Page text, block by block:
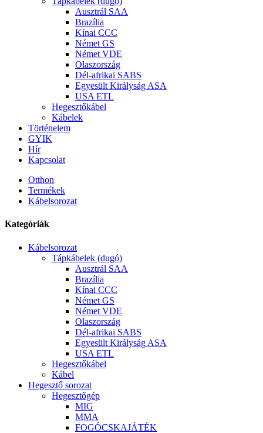
Ausztrál SAA
Brazília
Kínai CCC
Német GS
Német VDE
Olaszország
Dél-afrikai SABS
Egyesült Királyság ASA
USA ETL
Hegesztőkábel
Kábelek
Történelem
GYIK
Hír
Kapcsolat
Otthon
Termékek
Kábelsorozat
Kategóriák
Kábelsorozat
Tápkábelek (dugó)
Ausztrál SAA
Brazília
Kínai CCC
Német GS
Német VDE
Olaszország
Dél-afrikai SABS
Egyesült Királyság ASA
USA ETL
Hegesztőkábel
Kábel
Hegesztő sorozat
Hegesztőgép
MIG
MMA
FOGÓCSKAJÁTÉK